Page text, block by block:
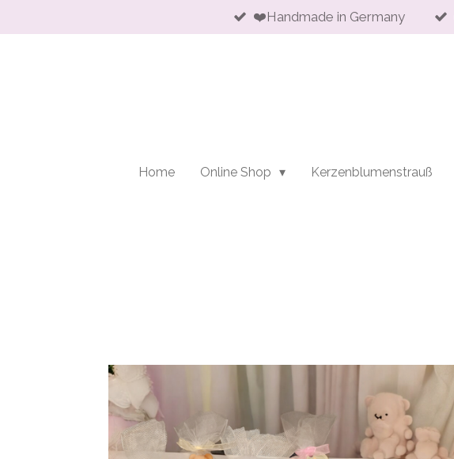
Hauptinhalt
❤️Handmade in Germany
Home Online Shop Kerzenblumenstrauß